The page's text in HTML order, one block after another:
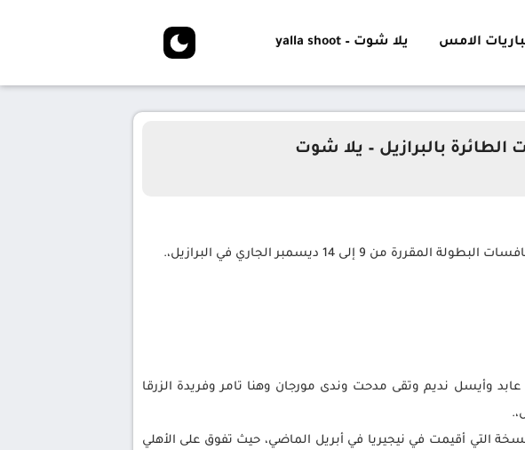
الامس يلا شوت – yalla shoot
الطائرة بالبرازيل – يلا شوت
14 ديسمبر الجاري في البرازيل،.
وأيسل نديم وتقى مدحت وندى مورجان وهنا تامر وفريدة الزرقا
التي أقيمت في نيجيريا في أبريل الماضي، حيث تفوق على الأهلي